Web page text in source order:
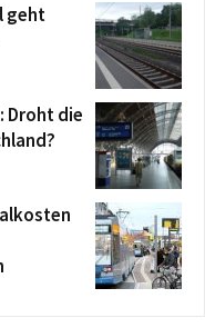
geht
Droht die